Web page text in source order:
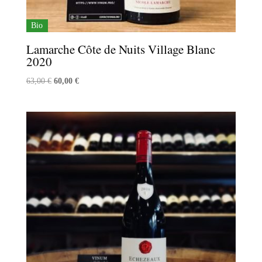
Bio
Lamarche Côte de Nuits Village Blanc
2020
63,00€ Le
était :
63,00 €.
60,00 €Le
est :
60,00 €.